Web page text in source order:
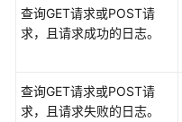
知
资
产
查询GET请求或POST请
求，且请求成功的日志。
查询GET请求或POST请
求，且请求失败的日志。